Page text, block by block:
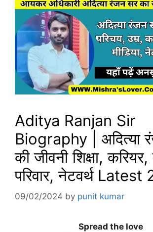
Aditya Ranjan Sir
Biography | अदित्या
की जीवनी शिक्षा,
परिवार, नेटवर्थ Latest
09/02/2024 by punit kumar
Spread the love